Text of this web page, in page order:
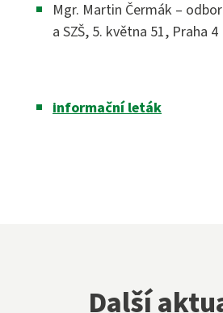
Praktická sestra
Přijímací zkoušky ›
Praxe ›
Diplomovaná všeobecná
Kontakty
Instagram
Mgr. Martin Čermák –
a SZŠ, 5. května 51, Praha 4
informační leták
Další